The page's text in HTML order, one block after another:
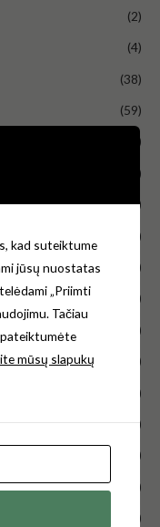
(2)
(4)
(38)
(59)
(226)
(16)
(132)
(8)
(2)
(75)
(79)
(48)
(263)
(3)
(209)
(12)
(2)
kad suteiktume
jūsų nuostatas
„Priimti
Tačiau
pateiktumėte
mūsų slapukų